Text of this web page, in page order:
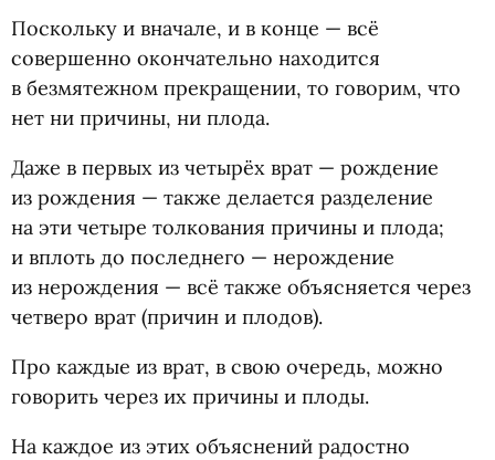
Поскольку и вначале, и в конце — всё
совершенно окончательно находится
в безмятежном прекращении, то говорим, что
нет ни причины, ни плода.
Даже в первых из четырёх врат — рождение
из рождения — также делается разделение
на эти четыре толкования причины и плода;
и вплоть до последнего — нерождение
из нерождения — всё также объясняется через
четверо врат (причин и плодов).
Про каждые из врат, в свою очередь, можно
говорить через их причины и плоды.
На каждое из этих объяснений радостно